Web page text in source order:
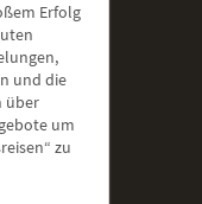
Erfolg
und die
über
um
zu